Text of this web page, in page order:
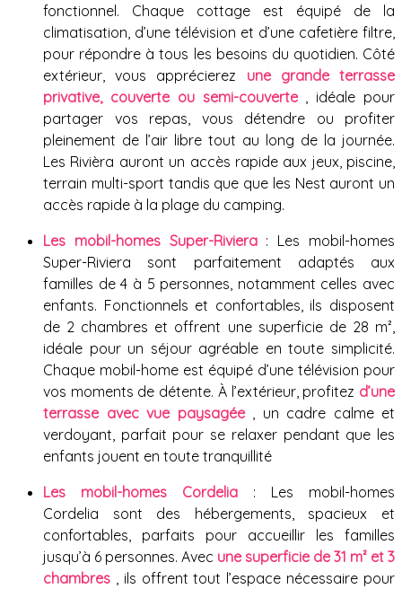
fonctionnel. Chaque cottage est équipé de la
climatisation, d’une télévision et d’une cafetière filtre,
pour répondre à tous les besoins du quotidien. Côté
extérieur, vous apprécierez une grande terrasse
privative, couverte ou semi-couverte , idéale pour
partager vos repas, vous détendre ou profiter
pleinement de l’air libre tout au long de la journée.
Les Rivièra auront un accès rapide aux jeux, piscine,
terrain multi-sport tandis que que les Nest auront un
accès rapide à la plage du camping.
Les mobil-homes Super-Riviera: Les mobil-homes
Super-Riviera sont parfaitement adaptés aux
familles de 4 à 5 personnes, notamment celles avec
enfants. Fonctionnels et confortables, ils disposent
de 2 chambres et offrent une superficie de 28 m²,
idéale pour un séjour agréable en toute simplicité.
Chaque mobil-home est équipé d’une télévision pour
vos moments de détente. À l’extérieur, profitez d’une
terrasse avec vue paysagée , un cadre calme et
verdoyant, parfait pour se relaxer pendant que les
enfants jouent en toute tranquillité
Les mobil-homes Cordelia : Les mobil-homes
Cordelia sont des hébergements, spacieux et
confortables, parfaits pour accueillir les familles
jusqu’à 6 personnes. Avec une superficie de 31 m² et 3
chambres , ils offrent tout l’espace nécessaire pour